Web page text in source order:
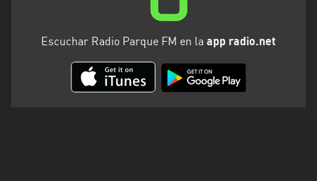
Escuchar Radio Parque FM en la app radio.net